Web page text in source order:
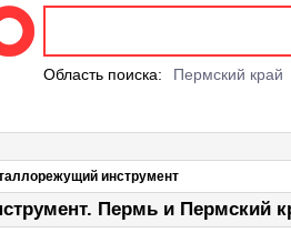
Область поиска: Пермский край
инструмент
Пермь и Пермский